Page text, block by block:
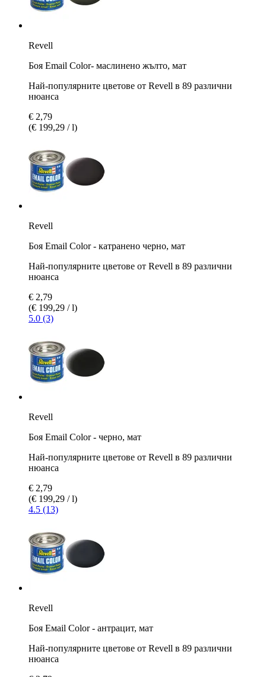
Revell
Боя Email Color- маслинено жълто, мат
Най-популярните цветове от Revell в 89 различни
нюанса
€ 2,79
(€ 199,29 / l)
Revell
Боя Email Color - катранено черно, мат
Най-популярните цветове от Revell в 89 различни
нюанса
€ 2,79
(€ 199,29 / l)
5.0 (3)
Revell
Боя Email Color - черно, мат
Най-популярните цветове от Revell в 89 различни
нюанса
€ 2,79
(€ 199,29 / l)
4.5 (13)
Revell
Боя Емаil Color - антрацит, мат
Най-популярните цветове от Revell в 89 различни
нюанса